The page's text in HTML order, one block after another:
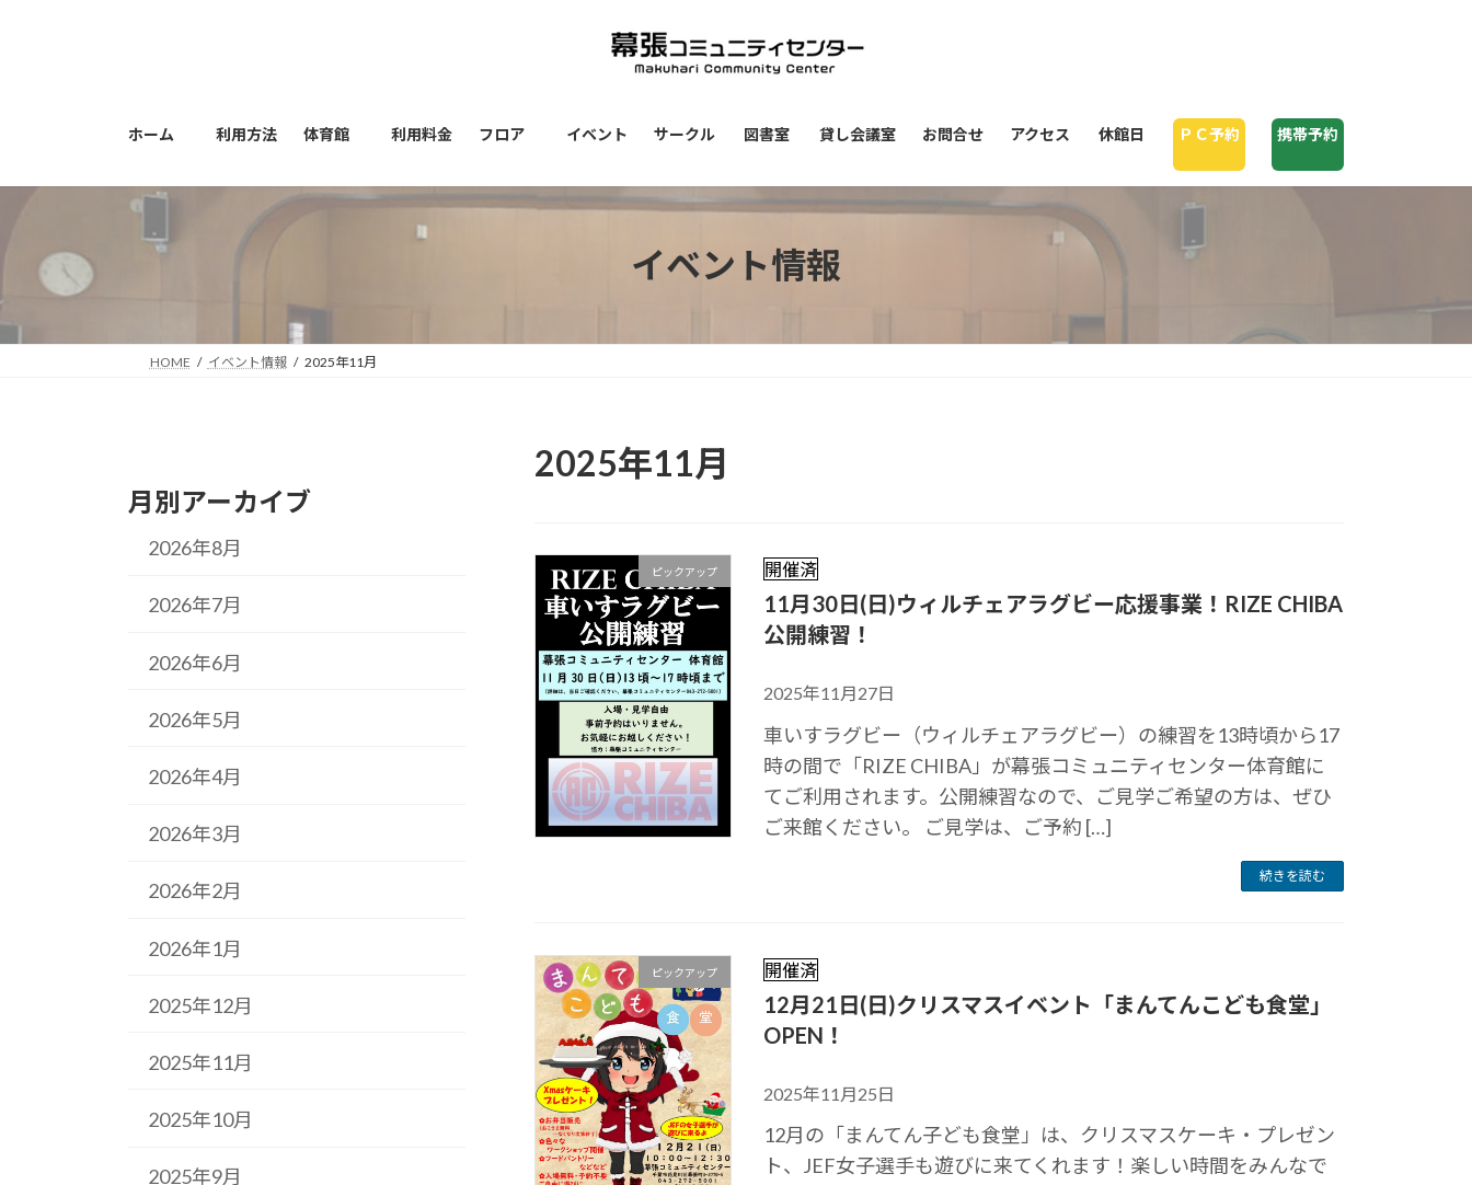
ホーム 利用方法 体育館 利用料金 フロア イベント サークル 図書室 貸し会議室 お問合せ アクセス 休館日 ＰＣ予約 携帯予約
イベント情報
HOME イベント情報 2025年11月
2025年11月
ピックアップ 開催済
11月30日(日)ウィルチェアラグビー応援事業！RIZE CHIBA
公開練習！
2025年11月27日
車いすラグビー（ウィルチェアラグビー）の練習を13時頃から17
時の間で「RIZE CHIBA」が幕張コミュニティセンター体育館に
てご利用されます。公開練習なので、ご見学ご希望の方は、ぜひ
ご来館ください。 ご見学は、ご予約 […]
続きを読む
ピックアップ 開催済
12月21日(日)クリスマスイベント「まんてんこども食堂」
OPEN！
2025年11月25日
12月の「まんてん子ども食堂」は、クリスマスケーキ・プレゼン
ト、JEF女子選手も遊びに来てくれます！楽しい時間をみんなで
月別アーカイブ
2026年8月
2026年7月
2026年6月
2026年5月
2026年4月
2026年3月
2026年2月
2026年1月
2025年12月
2025年11月
2025年10月
2025年9月